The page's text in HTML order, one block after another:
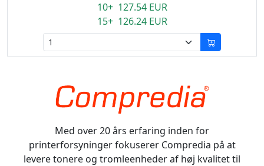
10+ 127.54 EUR
15+ 126.24 EUR
Med over 20 års erfaring inden for
printerforsyninger fokuserer Compredia på at
levere tonere og tromleenheder af høj kvalitet til